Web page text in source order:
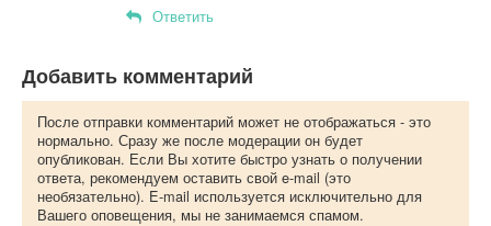
Ответить
Добавить комментарий
После отправки комментарий может не отображаться - это
нормально. Сразу же после модерации он будет
опубликован. Если Вы хотите быстро узнать о получении
ответа, рекомендуем оставить свой e-mail (это
необязательно). E-mail используется исключительно для
Вашего оповещения, мы не занимаемся спамом.